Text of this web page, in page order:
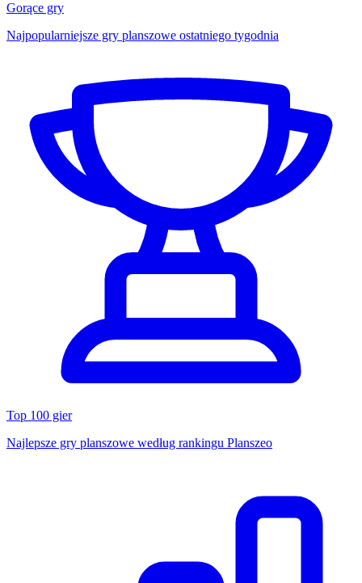
Gorące gry
Najpopularniejsze gry planszowe ostatniego tygodnia
Top 100 gier
Najlepsze gry planszowe według rankingu Planszeo